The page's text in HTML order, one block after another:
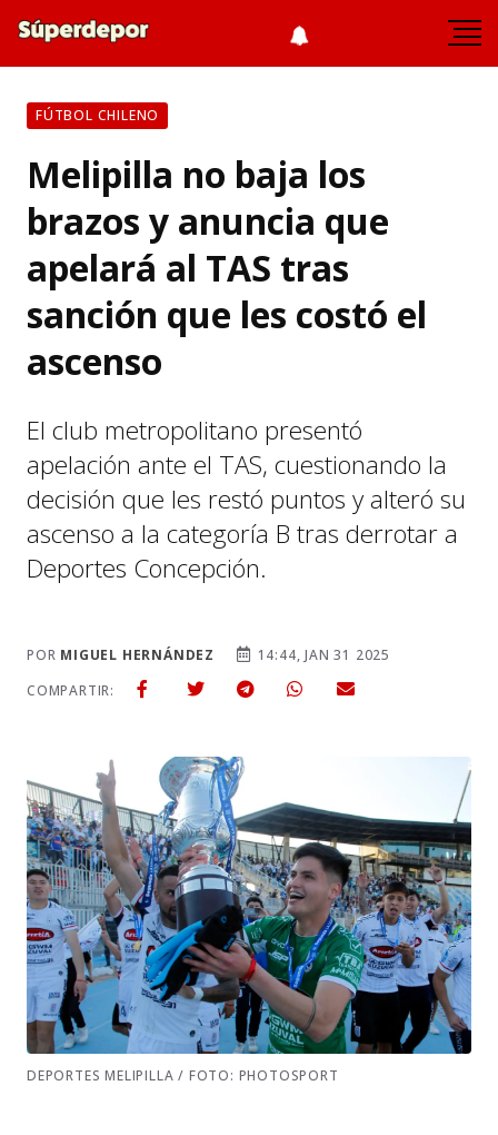
FÚTBOL CHILENO
Melipilla no baja los
brazos y anuncia que
apelará al TAS tras
sanción que les costó el
ascenso
El club metropolitano presentó
apelación ante el TAS, cuestionando la
decisión que les restó puntos y alteró su
ascenso a la categoría B tras derrotar a
Deportes Concepción.
POR MIGUEL HERNÁNDEZ
14:44, JAN 31 2025
COMPARTIR:
DEPORTES MELIPILLA / FOTO: PHOTOSPORT